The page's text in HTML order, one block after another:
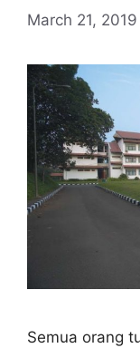
March 21, 2019
Semua orang